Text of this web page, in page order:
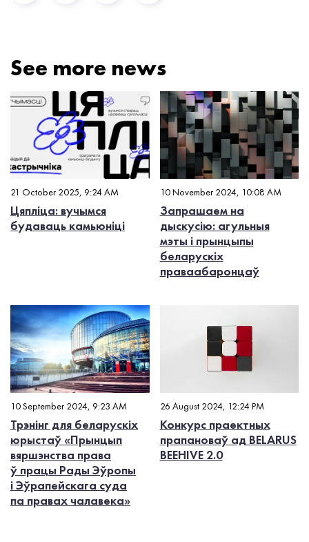
See more news
21 October 2025, 9:24 AM
Цяпліца: вучымся
будаваць камьюніці
10 November 2024, 10:08 AM
Запрашаем на
дыскусію: агульныя
мэты і прынцыпы
беларускіх
праваабаронцаў
10 September 2024, 9:23 AM
Трэнінг для беларускіх
юрыстаў «Прынцып
вяршэнства права
ў працы Рады Эўропы
і Эўрапейскага суда
па правах чалавека»
26 August 2024, 12:24 PM
Конкурс праектных
прапановаў ад BELARUS
BEEHIVE 2.0